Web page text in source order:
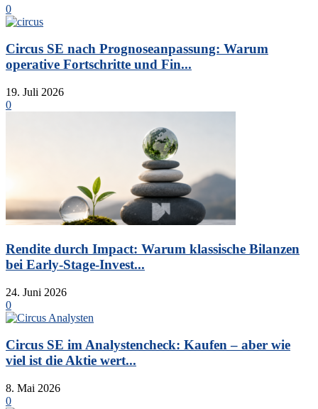
0
Circus SE nach Prognoseanpassung: Warum
operative Fortschritte und Fin...
19. Juli 2026
0
Rendite durch Impact: Warum klassische Bilanzen
bei Early-Stage-Invest...
24. Juni 2026
0
Circus SE im Analystencheck: Kaufen – aber wie
viel ist die Aktie wert...
8. Mai 2026
0